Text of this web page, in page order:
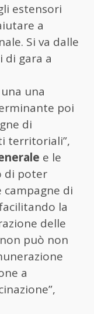
estensori
a
Si va dalle
di gara a
una
poi
di
territoriali”,
e le
di poter
campagne di
la
delle
può non
a